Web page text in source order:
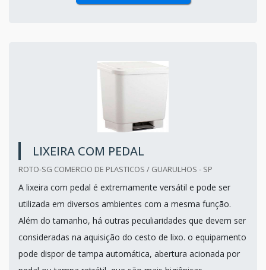
LIXEIRA COM PEDAL
ROTO-SG COMERCIO DE PLASTICOS / GUARULHOS - SP
A lixeira com pedal é extremamente versátil e pode ser
utilizada em diversos ambientes com a mesma função.
Além do tamanho, há outras peculiaridades que devem ser
consideradas na aquisição do cesto de lixo. o equipamento
pode dispor de tampa automática, abertura acionada por